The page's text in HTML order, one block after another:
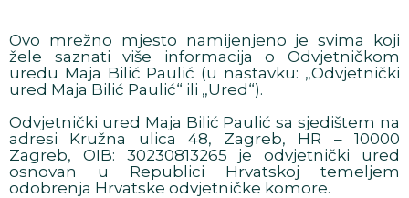
Ovo mrežno mjesto namijenjeno je svima koji
žele saznati više informacija o Odvjetničkom
uredu Maja Bilić Paulić (u nastavku: „Odvjetnički
ured Maja Bilić Paulić“ ili „Ured“).
Odvjetnički ured Maja Bilić Paulić sa sjedištem na
adresi Kružna ulica 48, Zagreb, HR – 10000
Zagreb, OIB: 30230813265 je odvjetnički ured
osnovan u Republici Hrvatskoj temeljem
odobrenja Hrvatske odvjetničke komore.